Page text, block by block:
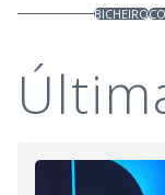
BICHEIRO